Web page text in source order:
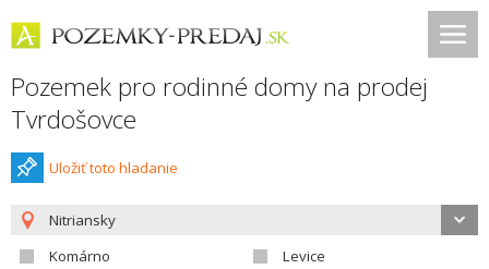
Pozemek pro rodinné domy na prodej
Tvrdošovce
Uložiť toto hladanie
Nitriansky
Komárno
Levice